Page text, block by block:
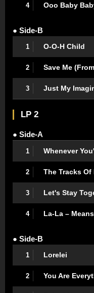
4 Ooo Baby
● Side-B
1 O-O-H Child
2 Save Me
3 Just My
LP 2
● Side-A
1 Whenever
2 The Tracks Of
3 Let's Stay
4 La-La –
● Side-B
1 Lorelei
2 You Are